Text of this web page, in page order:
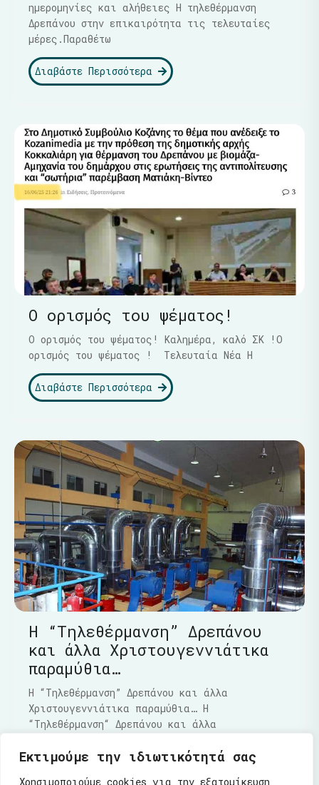
Εκτιμούμε την ιδιωτικότητά σας
Χρησιμοποιούμε cookies για την εξατομίκευση
ημερομηνίες και αλήθειες Η τηλεθέρμανση
Δρεπάνου στην επικαιρότητα τις τελευταίες
μέρες.Παραθέτω
Διαβάστε Περισσότερα
Ο ορισμός του ψέματος!
Ο ορισμός του ψέματος! Καλημέρα, καλό ΣΚ !Ο
ορισμός του ψέματος ! Τελευταία Νέα Η
Διαβάστε Περισσότερα
Η “Τηλεθέρμανση” Δρεπάνου
και άλλα Χριστουγεννιάτικα
παραμύθια…
Η “Τηλεθέρμανση” Δρεπάνου και άλλα
Χριστουγεννιάτικα παραμύθια… Η
“Τηλεθέρμανση“ Δρεπάνου και άλλα